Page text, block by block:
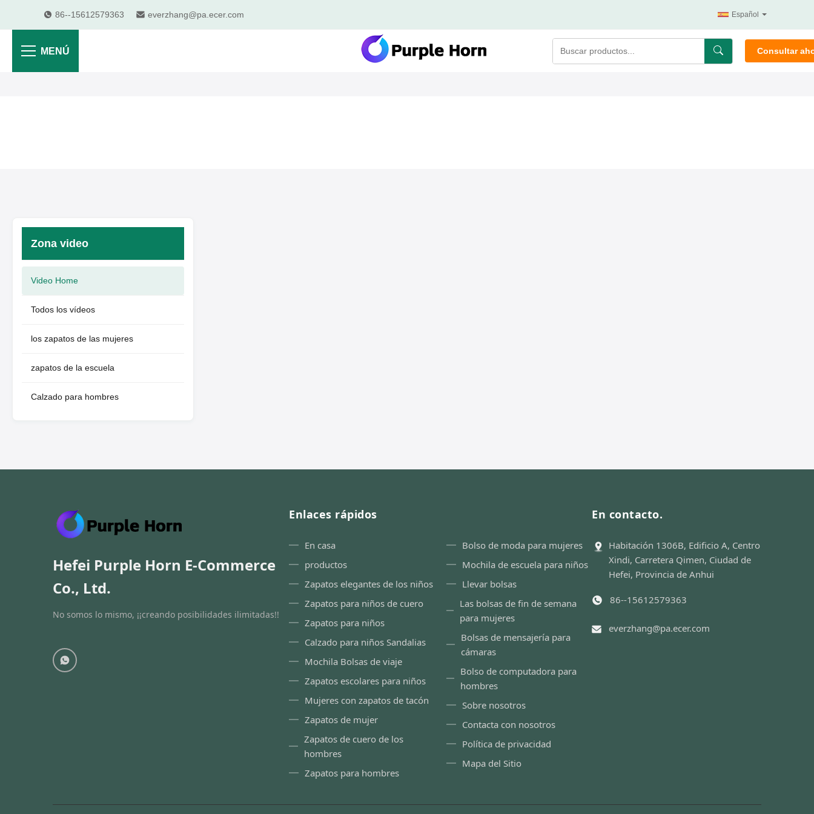
86--15612579363 everzhang@pa.ecer.com Español
MENÚ Consultar
Zona video
Video Home
Todos los vídeos
los zapatos de las mujeres
zapatos de la escuela
Calzado para hombres
Hefei Purple Horn E-Commerce
Co., Ltd.
No somos lo mismo, ¡¡creando posibilidades ilimitadas!!
Enlaces rápidos
En casa
productos
Zapatos elegantes de los niños
Zapatos para niños de cuero
Zapatos para niños
Calzado para niños Sandalias
Mochila Bolsas de viaje
Zapatos escolares para niños
Mujeres con zapatos de tacón
Zapatos de mujer
Zapatos de cuero de los
hombres
Zapatos para hombres
Bolso de moda para mujeres
Mochila de escuela para niños
Llevar bolsas
Las bolsas de fin de semana
para mujeres
Bolsas de mensajería para
cámaras
Bolso de computadora para
hombres
Sobre nosotros
Contacta con nosotros
Política de privacidad
Mapa del Sitio
En contacto.
Habitación 1306B, Edificio A, Centro
Xindi, Carretera Qimen, Ciudad de
Hefei, Provincia de Anhui
86--15612579363
everzhang@pa.ecer.com